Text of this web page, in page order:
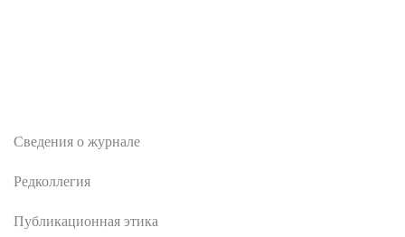
Сведения о журнале
Редколлегия
Публикационная этика